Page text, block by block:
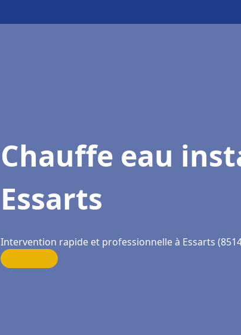
Chauffe eau
Essarts
Intervention rapide et professionnelle à Essarts